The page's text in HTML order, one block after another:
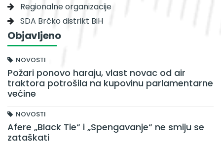
Regionalne organizacije
SDA Brčko distrikt BiH
Objavljeno
NOVOSTI
Požari ponovo haraju, vlast novac od air
traktora potrošila na kupovinu parlamentarne
većine
NOVOSTI
Afere „Black Tie“ i „Spengavanje“ ne smiju se
zataškati